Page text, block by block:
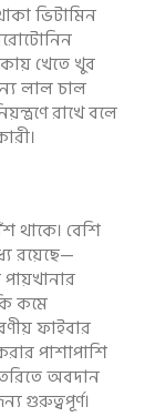
ভিটামিন
খেতে খুব
লাল চাল
রাখে বলে
থাকে। বেশি
রয়েছে—
কমে
ফাইবার
পাশাপাশি
অবদান
গুরুত্বপূর্ণ।